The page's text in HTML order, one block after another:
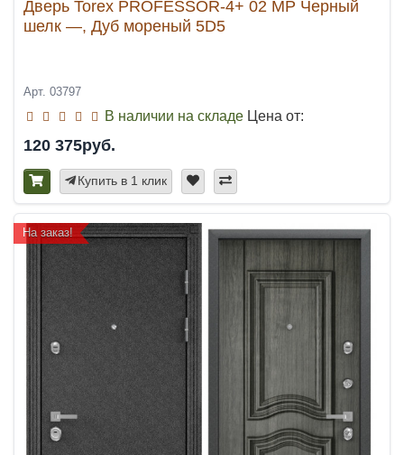
Дверь Torex PROFESSOR-4+ 02 MP Черный
шелк —, Дуб мореный 5D5
Арт. 03797
В наличии на складе Цена от:
120 375руб.
Купить в 1 клик
На заказ!